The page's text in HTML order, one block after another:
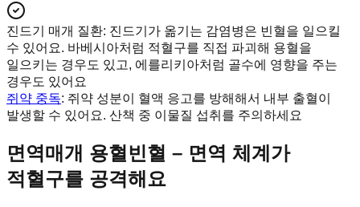
진드기 매개 질환: 진드기가 옮기는 감염병은 빈혈을 일으킬
수 있어요. 바베시아처럼 적혈구를 직접 파괴해 용혈을
일으키는 경우도 있고, 에를리키아처럼 골수에 영향을 주는
경우도 있어요
쥐약 중독: 쥐약 성분이 혈액 응고를 방해해서 내부 출혈이
발생할 수 있어요. 산책 중 이물질 섭취를 주의하세요
면역매개 용혈빈혈 – 면역 체계가
적혈구를 공격해요